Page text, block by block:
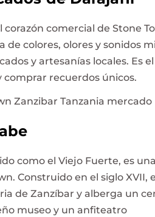
comercial de Stone
colores, olores y sonidos
y artesanías locales. Es
recuerdos únicos.
como el Viejo Fuerte, es
Construido en el siglo XVII,
de Zanzíbar y alberga un
museo y un anfiteatro